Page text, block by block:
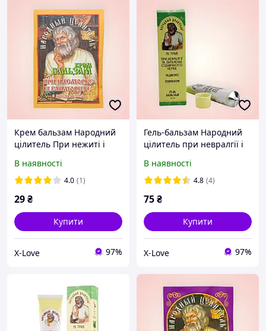
Крем бальзам Народний
цілитель При нежиті і
В наявності
4.0 (1)
29₴
Купити
X-Love 97%
Гель-бальзам Народний
цілитель при невралгії і
нерва туба 40 мл
В наявності
4.8 (4)
75₴
Купити
X-Love 97%